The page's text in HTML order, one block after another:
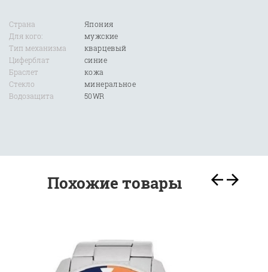
Страна
Для кого:
Тип механизма
Циферблат
Браслет
Стекло
Водозащита
Япония
мужские
кварцевый
синие
кожа
минеральное
50WR
Похожие товары